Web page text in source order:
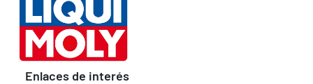
Enlaces de interés